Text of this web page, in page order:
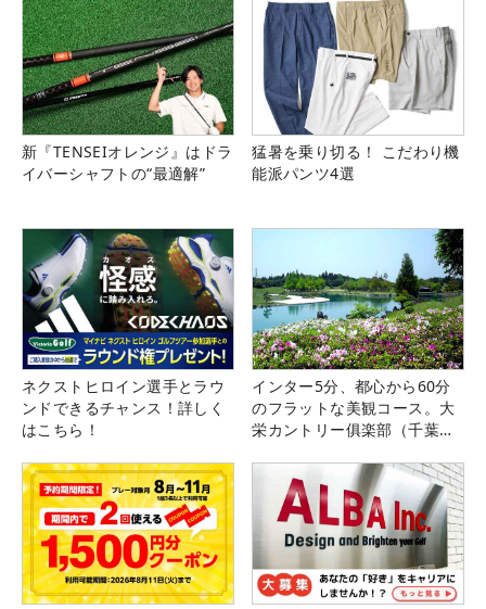
新『TENSEIオレンジ』はドラ
イバーシャフトの“最適解”
猛暑を乗り切る！ こだわり機
能派パンツ4選
ネクストヒロイン選手とラウ
ンドできるチャンス！詳しく
はこちら！
インター5分、都心から60分
のフラットな美観コース。大
栄カントリー俱楽部（千葉